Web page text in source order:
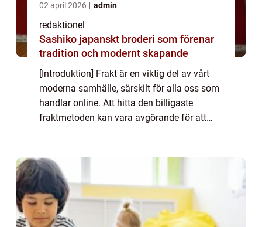
02 april 2026 admin
redaktionel
Sashiko japanskt broderi som förenar
tradition och modernt skapande
[Introduktion] Frakt är en viktig del av vårt
moderna samhälle, särskilt för alla oss som
handlar online. Att hitta den billigaste
fraktmetoden kan vara avgörande för att
vi att g...